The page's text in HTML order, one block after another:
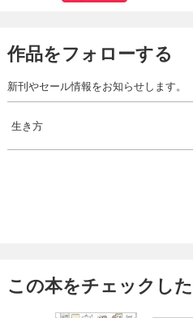
作品をフォローする
新刊やセール情報をお知らせします。
生き方
この本をチェックし